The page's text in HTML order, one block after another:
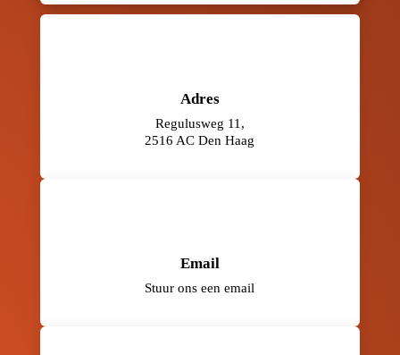
Adres
Regulusweg 11,
2516 AC Den Haag
Email
Stuur ons een email